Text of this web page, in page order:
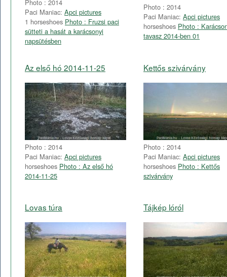
Photo : 2014
Paci Maniac: Apci pictures
1 horseshoes Photo : Fruzsi paci
sütteti a hasát a karácsonyi
napsütésben
Photo : 2014
Paci Maniac: Apci pictures
horseshoes Photo :
tavasz 2014-ben 01
Az első hó 2014-11-25
Photo : 2014
Paci Maniac: Apci pictures
horseshoes Photo : Az első hó
2014-11-25
Kettős szivárvány
Photo : 2014
Paci Maniac: Apci pictures
horseshoes Photo : Kettős
szivárvány
Lovas túra Tájkép lóról